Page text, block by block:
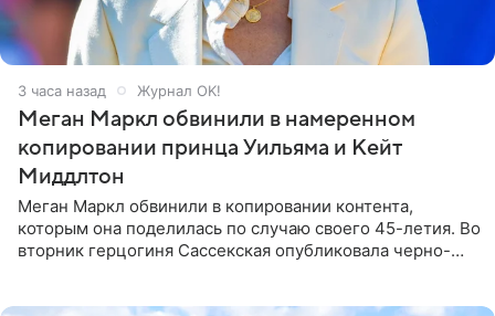
3 часа назад Журнал OK!
Меган Маркл обвинили в намеренном
копировании принца Уильяма и Кейт
Миддлтон
Меган Маркл обвинили в копировании контента,
которым она поделилась по случаю своего 45-летия. Во
вторник герцогиня Сассекская опубликовала черно-